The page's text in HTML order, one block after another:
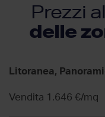
Prezzi
delle
Litoranea,
Vendita 1.646 €/mq